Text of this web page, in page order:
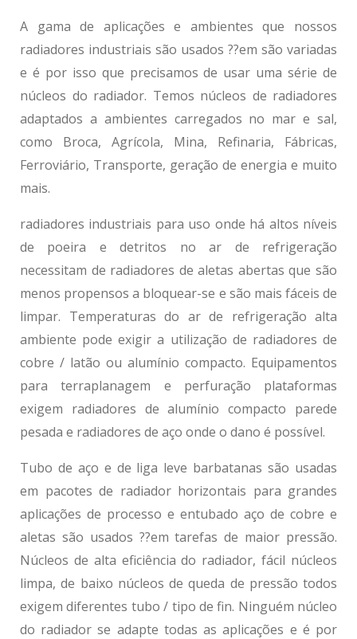
A gama de aplicações e ambientes que nossos
radiadores industriais são usados ??em são variadas
e é por isso que precisamos de usar uma série de
núcleos do radiador. Temos núcleos de radiadores
adaptados a ambientes carregados no mar e sal,
como Broca, Agrícola, Mina, Refinaria, Fábricas,
Ferroviário, Transporte, geração de energia e muito
mais.
radiadores industriais para uso onde há altos níveis
de poeira e detritos no ar de refrigeração
necessitam de radiadores de aletas abertas que são
menos propensos a bloquear-se e são mais fáceis de
limpar. Temperaturas do ar de refrigeração alta
ambiente pode exigir a utilização de radiadores de
cobre / latão ou alumínio compacto. Equipamentos
para terraplanagem e perfuração plataformas
exigem radiadores de alumínio compacto parede
pesada e radiadores de aço onde o dano é possível.
Tubo de aço e de liga leve barbatanas são usadas
em pacotes de radiador horizontais para grandes
aplicações de processo e entubado aço de cobre e
aletas são usados ??em tarefas de maior pressão.
Núcleos de alta eficiência do radiador, fácil núcleos
limpa, de baixo núcleos de queda de pressão todos
exigem diferentes tubo / tipo de fin. Ninguém núcleo
do radiador se adapte todas as aplicações e é por